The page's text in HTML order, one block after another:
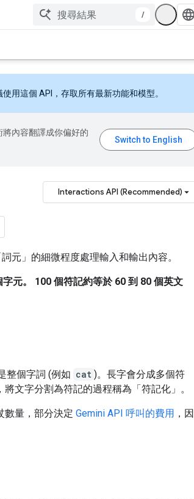
/
用這個 API，存取所有最新功能和模型。
將內容翻譯成你偏好的
Interactions API (Recommended)
元」 的細微程度處理輸入和輸出內容。
元。 100 個符記約等於 60 到 80 個英文
整個字詞 (例如 cat )。長字會分成多個符
文字分割為符記的過程稱為「符記化」 。
數量，部分決定 Gemini API 呼叫的費用 ，因